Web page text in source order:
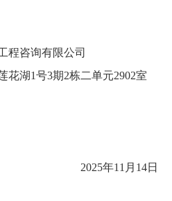
程咨询有限公司
湖1号3期2栋二单元2902室
2025年11月14日